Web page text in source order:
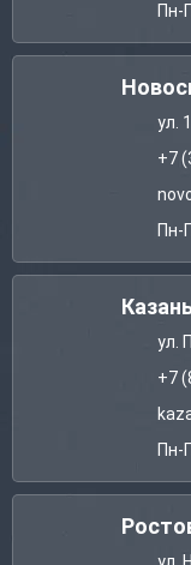
Пн-
ул.
+7
Пн-
ул.
+7
Пн-